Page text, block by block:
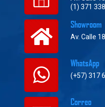
(1) 371
Showroom
Av. Calle
WhatsApp
(+57) 317
Correo